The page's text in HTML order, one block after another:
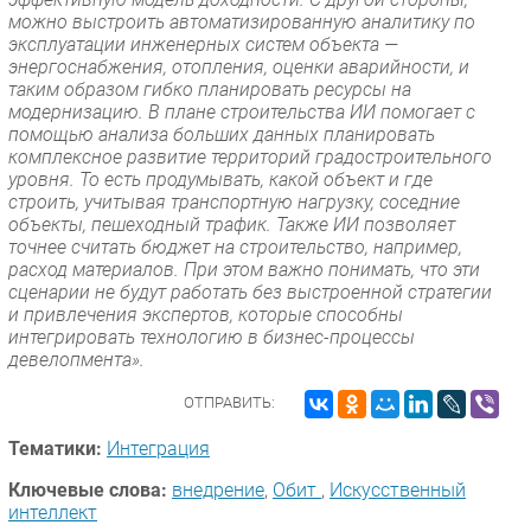
можно выстроить автоматизированную аналитику по
эксплуатации инженерных систем объекта —
энергоснабжения, отопления, оценки аварийности, и
таким образом гибко планировать ресурсы на
модернизацию. В плане строительства ИИ помогает с
помощью анализа больших данных планировать
комплексное развитие территорий градостроительного
уровня. То есть продумывать, какой объект и где
строить, учитывая транспортную нагрузку, соседние
объекты, пешеходный трафик. Также ИИ позволяет
точнее считать бюджет на строительство, например,
расход материалов. При этом важно понимать, что эти
сценарии не будут работать без выстроенной стратегии
и привлечения экспертов, которые способны
интегрировать технологию в бизнес-процессы
девелопмента».
ОТПРАВИТЬ:
Тематики: Интеграция
Ключевые слова: внедрение, Обит , Искусственный
интеллект